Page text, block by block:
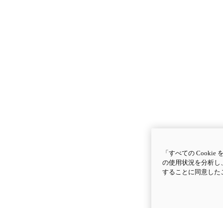
「すべての Cookie
の使用状況を分析し
することに同意し